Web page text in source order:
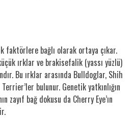
faktörlere bağlı olarak ortaya çıkar.
ırklar ve brakisefalik (yassı yüzlü)
Bu ırklar arasında Bulldoglar, Shih
bulunur. Genetik yatkınlığın
zayıf bağ dokusu da Cherry Eye’ın